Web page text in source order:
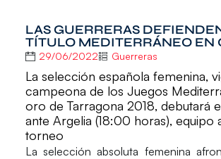
LAS GUERRERAS
TÍTULO MEDITERRÁNEO EN
29/06/2022 Guerreras
La selección española femenina,
campeona de los Juegos
oro de Tarragona 2018, debutará
ante Argelia (18:00 horas), equipo
torneo
La selección absoluta femenina